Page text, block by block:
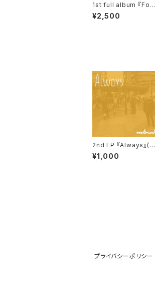
1st full album 『Fog
falls in the nostalgi
c town』(CD)
¥2,500
2nd EP 『Always』(C
D)
¥1,000
プライバシーポリシー